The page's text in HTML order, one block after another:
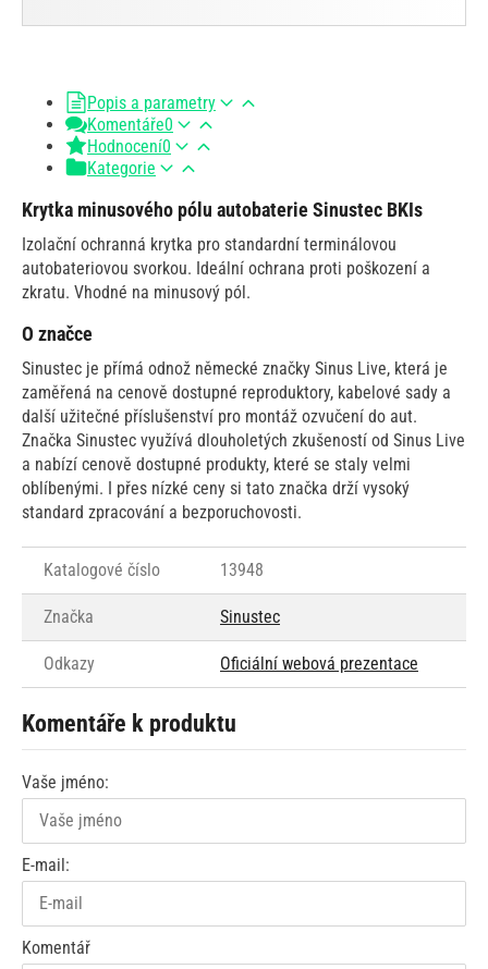
Popis a parametry
Komentáře0
Hodnocení0
Kategorie
Krytka minusového pólu autobaterie Sinustec BKIs
Izolační ochranná krytka pro standardní terminálovou
autobateriovou svorkou. Ideální ochrana proti poškození a
zkratu. Vhodné na minusový pól.
O značce
Sinustec je přímá odnož německé značky Sinus Live, která je
zaměřená na cenově dostupné reproduktory, kabelové sady a
další užitečné příslušenství pro montáž ozvučení do aut.
Značka Sinustec využívá dlouholetých zkušeností od Sinus Live
a nabízí cenově dostupné produkty, které se staly velmi
oblíbenými. I přes nízké ceny si tato značka drží vysoký
standard zpracování a bezporuchovosti.
Katalogové číslo 13948
Značka Sinustec
Odkazy Oficiální webová prezentace
Komentáře k produktu
Vaše jméno:
E-mail:
Komentář